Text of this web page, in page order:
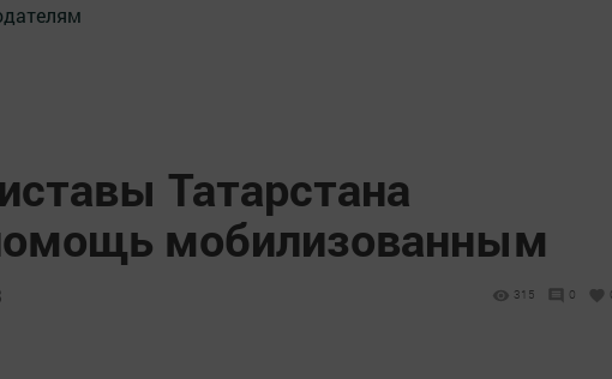
Татарстана
мобилизованным
315 0